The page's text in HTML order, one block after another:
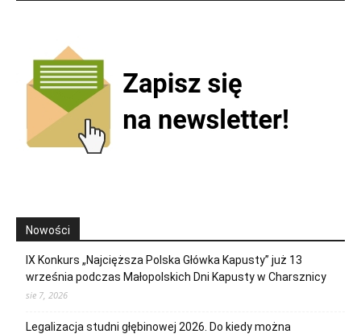
Nowości
IX Konkurs „Najcięższa Polska Główka Kapusty” już 13
września podczas Małopolskich Dni Kapusty w Charsznicy
sie 7, 2026
Legalizacja studni głębinowej 2026. Do kiedy można